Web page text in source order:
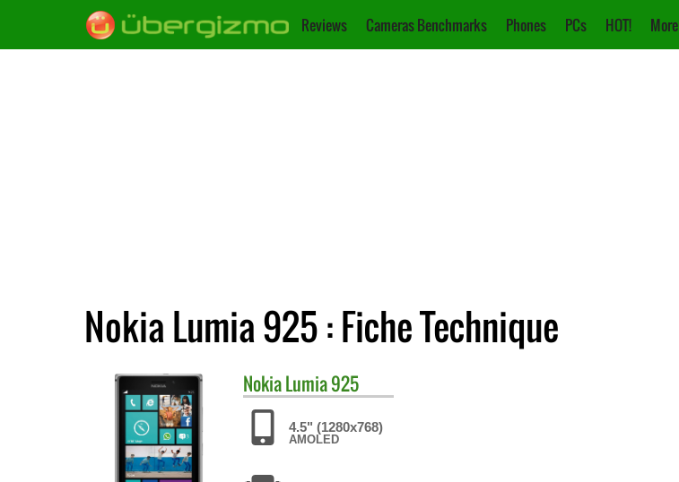
Reviews Cameras Benchmarks Phones PCs HOT! More
Nokia Lumia 925 : Fiche Technique
NokiaLumia 925
4.5" (1280x768)
AMOLED